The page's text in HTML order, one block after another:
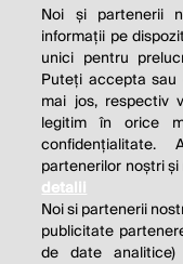
Noi și partenerii
informații pe
unici pentru
Puteți accepta
mai jos, respectiv
legitim în orice
partenerilor noștri
detalii
Noi si partenerii
publicitate
de date